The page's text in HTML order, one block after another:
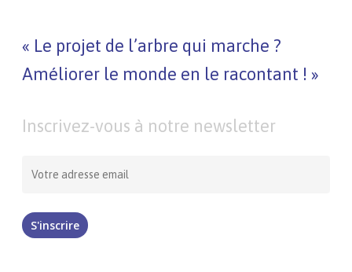
« Le projet de l’arbre qui marche ?
Améliorer le monde en le racontant ! »
Inscrivez-vous à notre newsletter